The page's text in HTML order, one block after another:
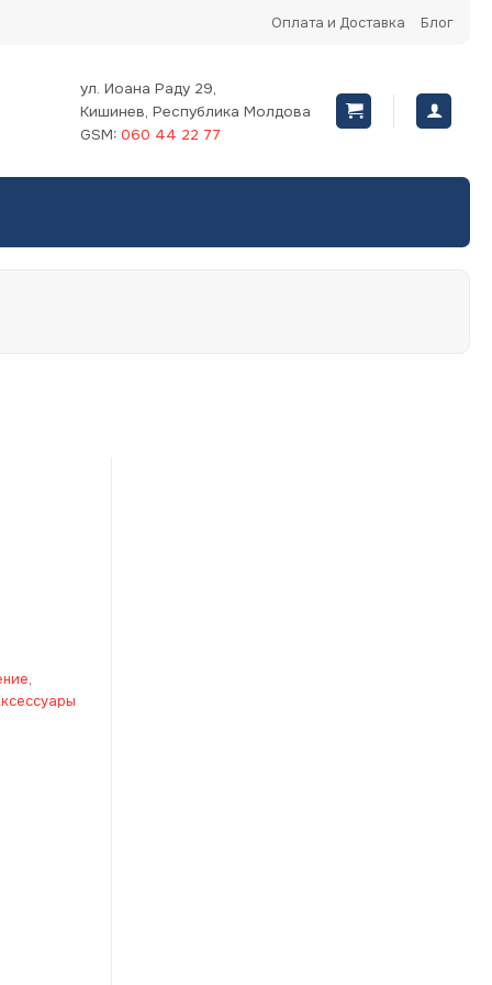
Оплата и Доставка Блог
ул. Иоана Раду 29,
Кишинев, Республика Молдова
GSM: 060 44 22 77